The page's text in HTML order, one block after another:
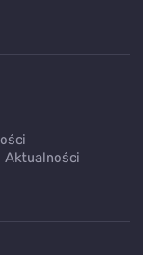
Aktualności